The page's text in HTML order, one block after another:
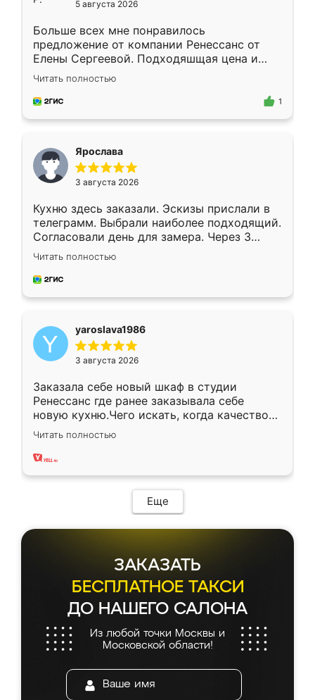
5 августа 2026
Больше всех мне понравилось
предложение от компании Ренессанс от
Елены Сергеевой. Подходяшщая цена и
короткие сроки изготовления. Приехавший
для замера сотрудник Владислав
предложил по моему эскизу самый
Читать полностью
1
Ярослава
3 августа 2026
Кухню здесь заказали. Эскизы прислали в
телеграмм. Выбрали наиболее подходящий.
Согласовали день для замера. Через 3
недели кухня была уже готова. Остались
довольны работой. Спасибо Ренессанс
мебель за качественную работу!
Читать полностью
yaroslava1986
3 августа 2026
Заказала себе новый шкаф в студии
Ренессанс где ранее заказывала себе
новую кухню.Чего искать, когда качеством
вполне довольна. Служит кухня уже почти
два года, нареканий нет.
Читать полностью
Еще
ЗАКАЗАТЬ
БЕСПЛАТНОЕ ТАКСИ
ДО НАШЕГО САЛОНА
Из любой точки Москвы и
Московской области!